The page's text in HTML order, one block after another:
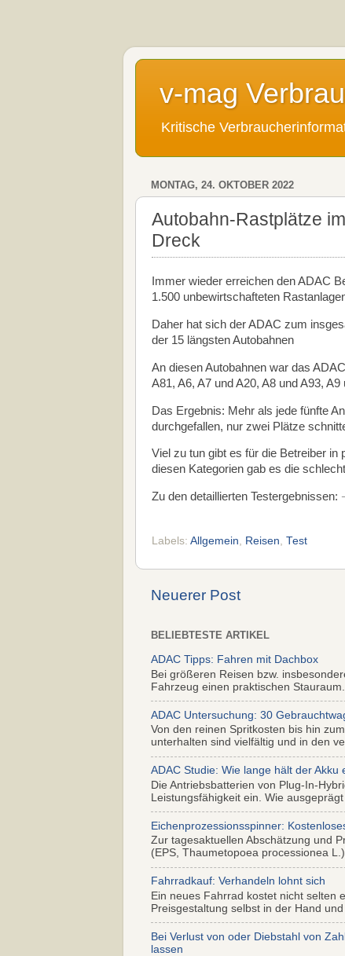
v-mag
Kritische
MONTAG, 24. OKTOBER 2022
Autobahn-Rastplätze
Dreck
Immer wieder erreichen den ADAC
1.500 unbewirtschafteten
Daher hat sich der ADAC zum
der 15 längsten Autobahnen
An diesen Autobahnen war das
A81, A6, A7 und A20, A8 und A93, A9
Das Ergebnis: Mehr als jede fünfte
durchgefallen, nur zwei Plätze
Viel zu tun gibt es für die Betreiber in
diesen Kategorien gab es die
Zu den detaillierten Testergebnissen:
Labels: Allgemein, Reisen, Test
Neuerer Post
BELIEBTESTE ARTIKEL
ADAC Tipps: Fahren mit Dachbox
Bei größeren Reisen bzw.
Fahrzeug einen praktischen Stauraum.
ADAC Untersuchung: 30
Von den reinen Spritkosten bis hin
unterhalten sind vielfältig und in den
ADAC Studie: Wie lange hält der Akku
Die Antriebsbatterien von Plug-In-
Leistungsfähigkeit ein. Wie ausgeprägt
Eichenprozessionsspinner:
Zur tagesaktuellen Abschätzung und
(EPS, Thaumetopoea processionea
Fahrradkauf: Verhandeln lohnt sich
Ein neues Fahrrad kostet nicht selten
Preisgestaltung selbst in der Hand und
Bei Verlust von oder Diebstahl von
lassen